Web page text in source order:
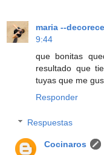
maria --
9:44
que bonitas
resultado que
tuyas que me
Responder
Respuestas
Cocinaros